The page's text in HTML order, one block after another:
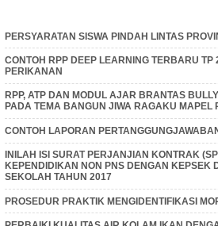
PERSYARATAN SISWA PINDAH LINTAS
CONTOH RPP DEEP LEARNING TERBARU TP
PERIKANAN
RPP, ATP DAN MODUL AJAR BRANTAS
PADA TEMA BANGUN JIWA RAGAKU MAPEL
CONTOH LAPORAN
INILAH ISI SURAT PERJANJIAN KONTRAK
KEPENDIDIKAN NON PNS DENGAN KEPSEK
SEKOLAH TAHUN 2017
PROSEDUR PRAKTIK MENGIDENTIFIKASI